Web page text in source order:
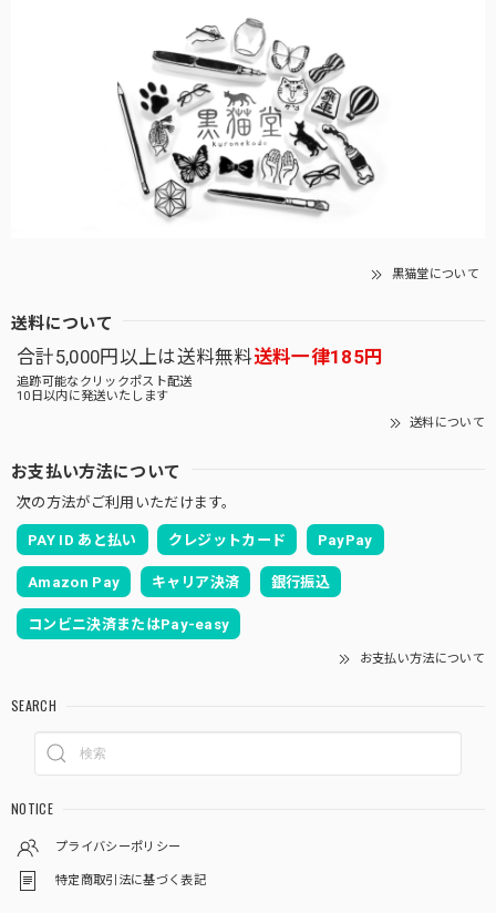
黒猫堂について
送料について
合計5,000円以上は送料無料送料一律185円
追跡可能なクリックポスト配送
10日以内に発送いたします
送料について
お支払い方法について
次の方法がご利用いただけます。
PAY ID あと払い クレジットカード PayPay
Amazon Pay キャリア決済 銀行振込
コンビニ決済またはPay-easy
お支払い方法について
SEARCH
NOTICE
プライバシーポリシー
特定商取引法に基づく表記